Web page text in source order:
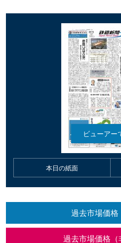
本日の紙面
過去市場価格
過去市場価格（